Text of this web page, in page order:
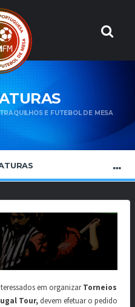
E FUTEBOL DE MESA
em organizarTorneios
Tour,devem efetuar o pedido